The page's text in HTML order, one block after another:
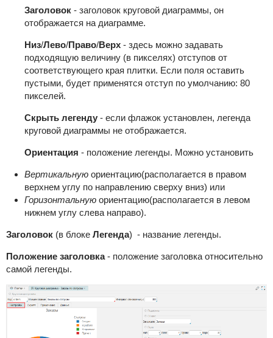
Заголовок - заголовок круговой диаграммы, он
отображается на диаграмме.
Низ/Лево/Право/Верх - здесь можно задавать
подходящую величину (в пикселях) отступов от
соответствующего края плитки. Если поля оставить
пустыми, будет применятся отступ по умолчанию: 80
пикселей.
Скрыть легенду - если флажок установлен, легенда
круговой диаграммы не отображается.
Ориентация - положение легенды. Можно установить
Вертикальную ориентацию(располагается в правом
верхнем углу по направлению сверху вниз) или
Горизонтальную ориентацию(располагается в левом
нижнем углу слева направо).
Заголовок (в блоке Легенда) - название легенды.
Положение заголовка- положение заголовка относительно
самой легенды.